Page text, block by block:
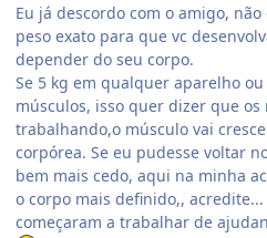
Eu já descordo com o amigo,
peso exato para que vc
depender do seu corpo.
Se 5 kg em qualquer aparelho
músculos, isso quer dizer que os
trabalhando,o músculo vai
corpórea. Se eu pudesse voltar
bem mais cedo, aqui na minha
o corpo mais definido,, acredite...
começaram a trabalhar de